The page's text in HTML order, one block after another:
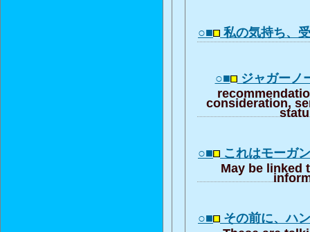
○■ 私の気持ち、
○■ ジャガー
consideration,
○■ これはモーガ
May be linked
○■ その前に、ハ